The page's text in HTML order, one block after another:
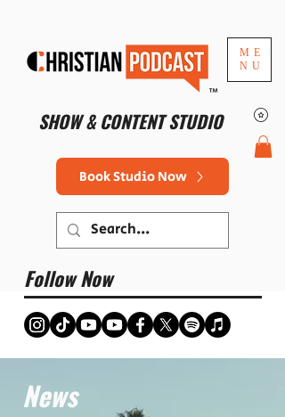
ME
NU
SHOW & CONTENT STUDIO
™
Book Studio Now
Follow Now
News